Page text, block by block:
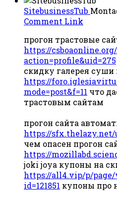
SitebusinessTub
Comment Link
прогон трастовые
https://
action=profile&uid=275
скидку галерея
https://
mode=post&f=11 что
трастовым сайтам
прогон сайта
https://
чем опасен прогон
https://
joki joya купоны на
https://all4.vip/p/
id=121851 купоны про